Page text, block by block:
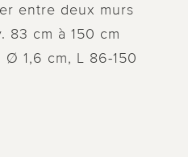
entre deux murs
83 cm à 150 cm
1,6 cm, L 86-150